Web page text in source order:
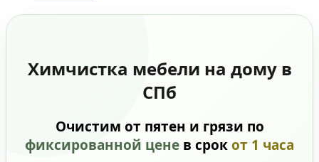
Химчистка мебели на дому в
СПб
Очистим от пятен и грязи по
фиксированной цене в срокот 1 часа